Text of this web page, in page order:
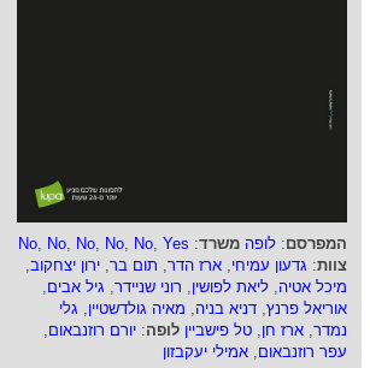
המפרסם: לופה משרד:
No, No, No, No, No, Yes
צוות: גדעון עמיחי, ארז הדר, תום בר, ירון יצחקוב,
מיכל אטיה, ליאת לפושין, רוני שניידר, גיל אבים,
אוריאל פרנץ, דניא בניה, מאיה גולדשטיין, גלי
נמדר, ארז חן, טל פישביין לופה: יורם רוזנבאום,
עפר רוזנבאום, אמילי יעקבזון